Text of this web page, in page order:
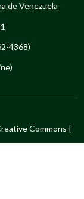
de Venezuela
4368)
Commons |